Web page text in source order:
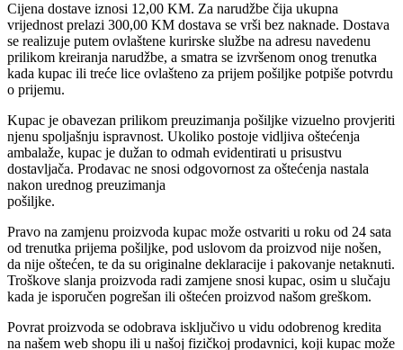
Cijena dostave iznosi 12,00 KM. Za narudžbe čija ukupna
vrijednost prelazi 300,00 KM dostava se vrši bez naknade. Dostava
se realizuje putem ovlaštene kurirske službe na adresu navedenu
prilikom kreiranja narudžbe, a smatra se izvršenom onog trenutka
kada kupac ili treće lice ovlašteno za prijem pošiljke potpiše potvrdu
o prijemu.
Kupac je obavezan prilikom preuzimanja pošiljke vizuelno provjeriti
njenu spoljašnju ispravnost. Ukoliko postoje vidljiva oštećenja
ambalaže, kupac je dužan to odmah evidentirati u prisustvu
dostavljača. Prodavac ne snosi odgovornost za oštećenja nastala
nakon urednog preuzimanja
pošiljke.
Pravo na zamjenu proizvoda kupac može ostvariti u roku od 24 sata
od trenutka prijema pošiljke, pod uslovom da proizvod nije nošen,
da nije oštećen, te da su originalne deklaracije i pakovanje netaknuti.
Troškove slanja proizvoda radi zamjene snosi kupac, osim u slučaju
kada je isporučen pogrešan ili oštećen proizvod našom greškom.
Povrat proizvoda se odobrava isključivo u vidu odobrenog kredita
na našem web shopu ili u našoj fizičkoj prodavnici, koji kupac može